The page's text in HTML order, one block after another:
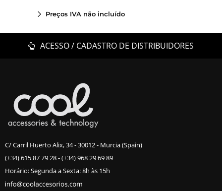
Preços IVA não incluído
ACESSO / CADASTRO DE DISTRIBUIDORES
C/ Carril Huerto Alix, 34 - 30012 - Murcia (Spain)
(+34) 615 87 79 28-(+34) 968 29 69 89
Horário: Segunda a Sexta: 8h às 15h